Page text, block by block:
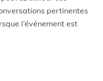
pertinentes
l’événement est